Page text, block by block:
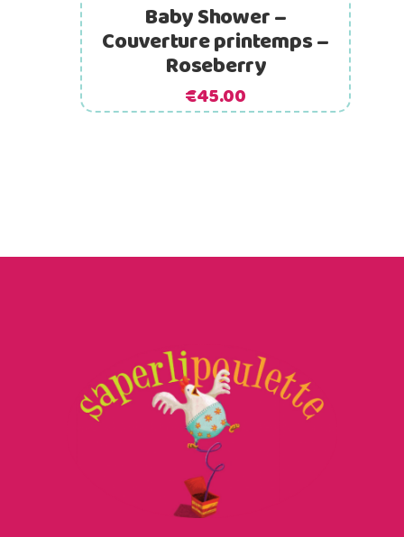
Baby Shower –
Couverture printemps –
Roseberry
€45.00